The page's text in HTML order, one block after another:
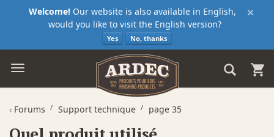
×
Welcome! Our website is also available in English,
would you like to visit the English version?
Yes No, thanks
‹ Forums Support technique page 35